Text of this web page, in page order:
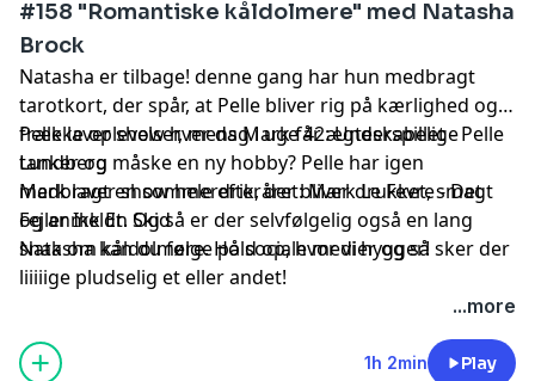
#158 "Romantiske kåldolmere" med Natasha
Brock
Natasha er tilbage! denne gang har hun medbragt
tarotkort, der spår, at Pelle bliver rig på kærlighed og
frække oplevelser, mens Mark får ægteskabelige
tanker og måske en ny hobby? Pelle har igen
medbragt en sommerdrik, der bliver drukket, smagt
og anmeldt. Og så er der selvfølgelig også en lang
snak om kåldolmere. Hold op, hvor vi hygger!
Pelle laver show hver dag i uge 42:Underspillet - Pelle
Lundberg
Mark laver show hele efteråret:Mark Le Fevre - Det
Fejler Ikk En Skid
Natasha kan du følge på sociale medier og så sker der
liiiiige pludselig et eller andet!
Hosted by Simplecast, an AdsWizz company. See
pcm.adswizz.com
for information about our collection
...more
1h 2min Play